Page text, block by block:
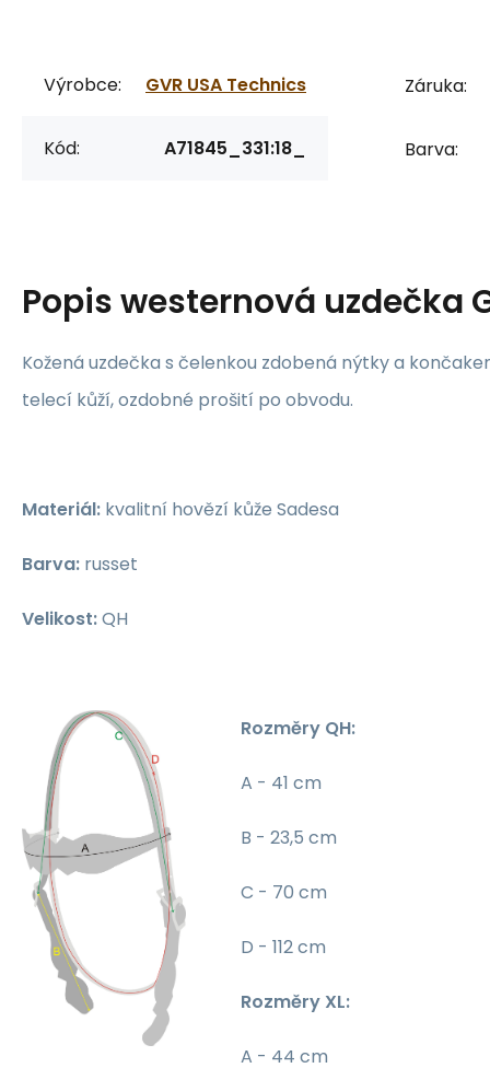
Výrobce: GVR USA Technics
Kód: A71845_331:18_
Záruka:
Barva:
Popiswesternová uzdečka
Kožená uzdečka s čelenkou zdobená nýtky a
telecí kůží, ozdobné prošití po obvodu.
Materiál: kvalitní hovězí kůže Sadesa
Barva: russet
Velikost:QH
Rozměry QH:
A - 41 cm
B - 23,5 cm
C - 70 cm
D - 112 cm
Rozměry XL:
A - 44 cm